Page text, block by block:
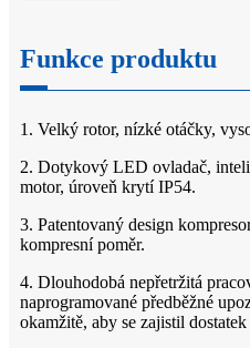
Funkce produktu
1. Velký rotor, nízké otáčky,
2. Dotykový LED ovladač,
motor, úroveň krytí IP54.
3. Patentovaný design
kompresní poměr.
4. Dlouhodobá nepřetržitá
naprogramované předběžné
okamžitě, aby se zajistil